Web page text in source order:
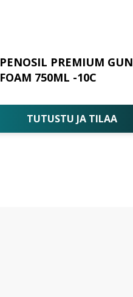
PENOSIL PREMIUM GUN
FOAM 750ML -10C
TUTUSTU JA TILAA